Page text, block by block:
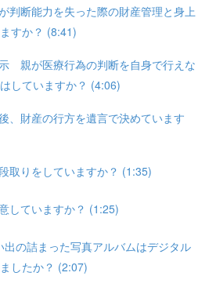
断能力を失った際の財産管理と身上
すか？ (8:41)
親が医療行為の判断を自身で行えな
していますか？ (4:06)
財産の行方を遺言で決めています
りをしていますか？ (1:35)
していますか？ (1:25)
の詰まった写真アルバムはデジタル
したか？ (2:07)